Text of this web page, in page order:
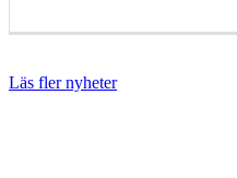
Läs fler nyheter